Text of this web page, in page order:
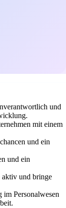
und
mit einem
und ein
und ein
aktiv und bringe
Personalwesen